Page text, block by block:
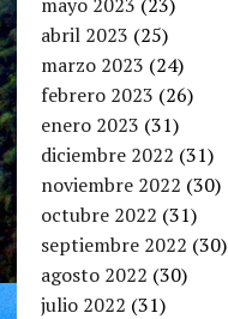
abril 2023 (25)
marzo 2023 (24)
febrero 2023 (26)
enero 2023 (31)
diciembre 2022 (31)
noviembre 2022 (30)
octubre 2022 (31)
septiembre 2022 (30)
agosto 2022 (30)
julio 2022 (31)